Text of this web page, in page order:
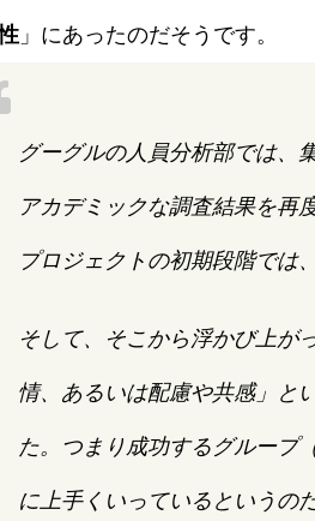
」にあったのだそうです。
グーグルの人員分析部では、
アカデミックな調査結果を再
プロジェクトの初期段階では
そして、そこから浮かび上が
情、あるいは配慮や共感」と
た。つまり成功するグループ
に上手くいっているというのだ